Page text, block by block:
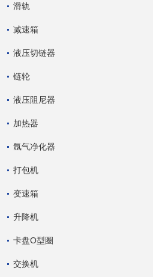
滑轨
减速箱
液压切链器
链轮
液压阻尼器
加热器
氩气净化器
打包机
变速箱
升降机
卡盘O型圈
交换机